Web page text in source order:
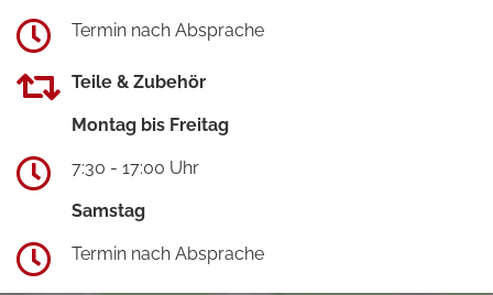
Termin nach Absprache
Teile & Zubehör
Montag bis Freitag
7:30 - 17:00 Uhr
Samstag
Termin nach Absprache